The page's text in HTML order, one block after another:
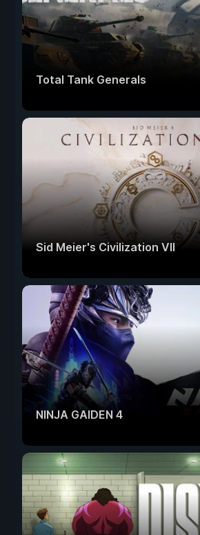
Total Tank Generals
Sid Meier's Civilization VII
NINJA GAIDEN 4